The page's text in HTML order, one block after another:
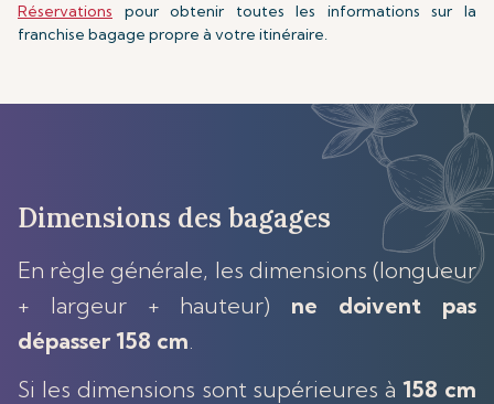
Réservations pour obtenir toutes les informations sur la
franchise bagage propre à votre itinéraire.
Dimensions des bagages
En règle générale, les dimensions (longueur
+ largeur + hauteur) ne doivent pas
dépasser 158 cm.
Si les dimensions sont supérieures à158 cm